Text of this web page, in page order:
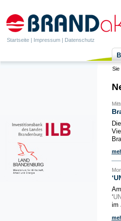
Startseite | Impressum | Datenschutz
Sie
‘UN
im